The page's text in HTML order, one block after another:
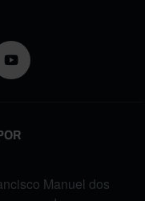
Manuel dos